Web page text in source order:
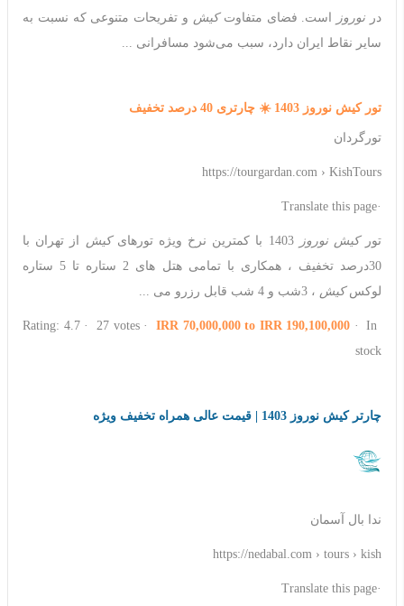
در نوروز است. فضای متفاوتکیش و تفریحات متنوعی که نسبت به
سایر نقاط ایران دارد، سبب می‌شود مسافرانی ...
تور کیش نوروز 1403 ☀️ چارتری 40 درصد تخفیف
تورگردان
https://tourgardan.com › KishTours
·Translate this page
تورکیش نوروز 1403 با کمترین نرخ ویژه تورهای کیش از تهران با
30درصد تخفیف ، همکاری با تمامی هتل های 2 ستاره تا 5 ستاره
لوکسکیش ، 3شب و 4 شب قابل رزرو می ...
IRR 70,000,000 to IRR 190,100,000 · ‎ In
stock
چارتر کیش نوروز 1403 | قیمت عالی همراه تخفیف ویژه
ندا بال آسمان
https://nedabal.com › tours › kish
·Translate this page